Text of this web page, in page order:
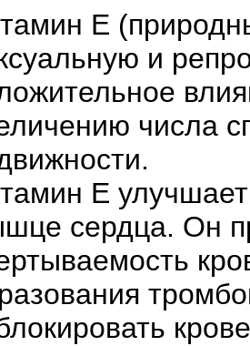
Е
и
числа
Е
сердца. Он